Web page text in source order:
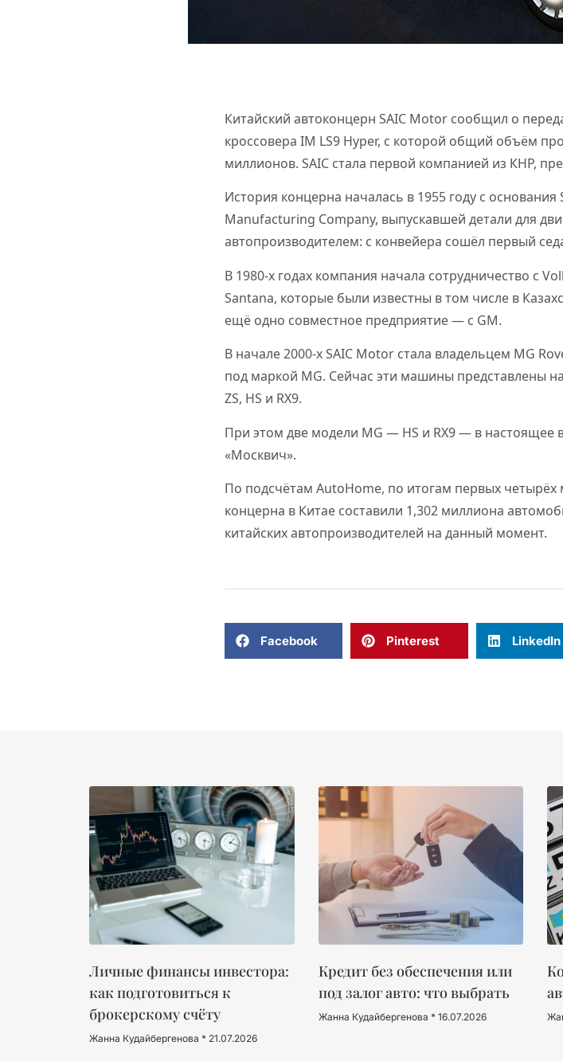
Китайский автоконцерн SAIC Motor сообщил о
кроссовера IM LS9 Hyper, с которой общий объём
миллионов. SAIC стала первой компанией из КНР,
История концерна началась в 1955 году с
Manufacturing Company, выпускавшей детали для
автопроизводителем: с конвейера сошёл первый
В 1980-х годах компания начала сотрудничество с
Santana, которые были известны в том числе в
ещё одно совместное предприятие — с GM.
В начале 2000-х SAIC Motor стала владельцем MG
под маркой MG. Сейчас эти машины представлены
ZS, HS и RX9.
При этом две модели MG — HS и RX9 — в настоящее
«Москвич».
По подсчётам AutoHome, по итогам первых
концерна в Китае составили 1,302 миллиона
китайских автопроизводителей на данный момент.
Facebook Pinterest LinkedIn
Личные финансы инвестора:
как подготовиться к
брокерскому счёту
Жанна Кудайбергенова 21.07.2026
Кредит без обеспечения или
под залог авто: что выбрать
Жанна Кудайбергенова 16.07.2026